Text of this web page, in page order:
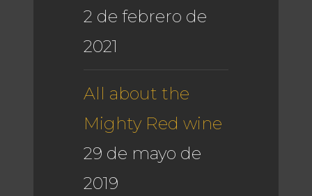
2 de febrero de
2021
All about the
Mighty Red wine
29 de mayo de
2019